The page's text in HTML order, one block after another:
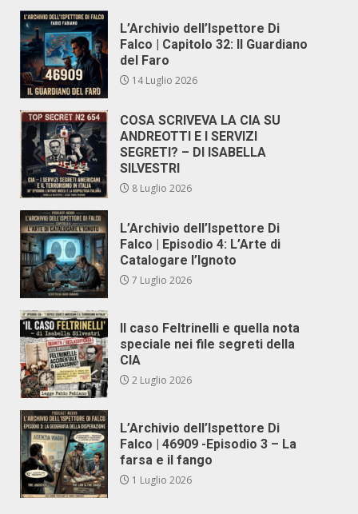
L’Archivio dell’Ispettore Di
Falco | Capitolo 32: Il Guardiano
del Faro
14 Luglio 2026
COSA SCRIVEVA LA CIA SU
ANDREOTTI E I SERVIZI
SEGRETI? – DI ISABELLA
SILVESTRI
8 Luglio 2026
L’Archivio dell’Ispettore Di
Falco | Episodio 4: L’Arte di
Catalogare l’Ignoto
7 Luglio 2026
Il caso Feltrinelli e quella nota
speciale nei file segreti della
CIA
2 Luglio 2026
L’Archivio dell’Ispettore Di
Falco | 46909 -Episodio 3 – La
farsa e il fango
1 Luglio 2026